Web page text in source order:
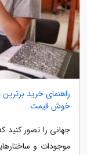
خوش قیمت
جهانی را تصور کنید
موجودات و